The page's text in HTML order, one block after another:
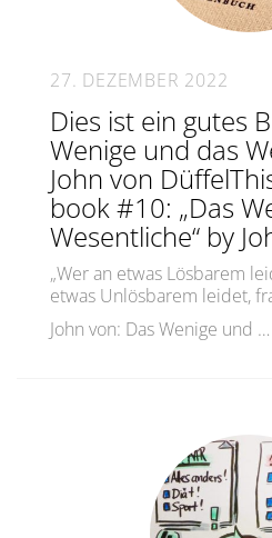
27. DEZEMBER 2022
Dies ist ein gutes
Wenige und das
John von
book #10: „Das
Wesentliche“ by
„Wer an etwas Lösbarem
etwas Unlösbarem leidet,
John von: Das Wenige und …